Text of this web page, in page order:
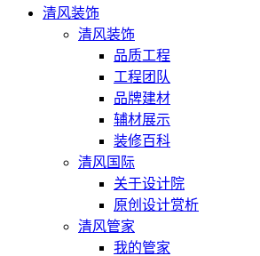
清风装饰
清风装饰
品质工程
工程团队
品牌建材
辅材展示
装修百科
清风国际
关于设计院
原创设计赏析
清风管家
我的管家